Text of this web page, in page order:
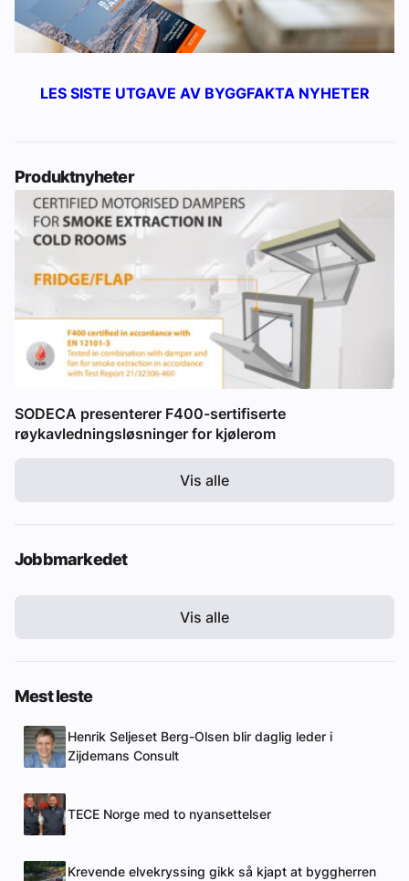
LES SISTE UTGAVE AV BYGGFAKTA NYHETER
Produktnyheter
SODECA presenterer F400-sertifiserte
røykavledningsløsninger for kjølerom
Vis alle
Jobbmarkedet
Vis alle
Mest leste
Henrik Seljeset Berg-Olsen blir daglig leder i
Zijdemans Consult
TECE Norge med to nyansettelser
Krevende elvekryssing gikk så kjapt at byggherren